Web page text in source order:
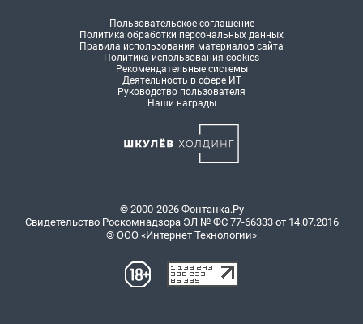
Пользовательское соглашение
Политика обработки персональных данных
Правила использования материалов сайта
Политика использования cookies
Рекомендательные системы
Деятельность в сфере ИТ
Руководство пользователя
Наши награды
© 2000-2026 Фонтанка.Ру
Свидетельство Роскомнадзора ЭЛ № ФС 77-66333 от 14.07.2016
© ООО «Интернет Технологии»